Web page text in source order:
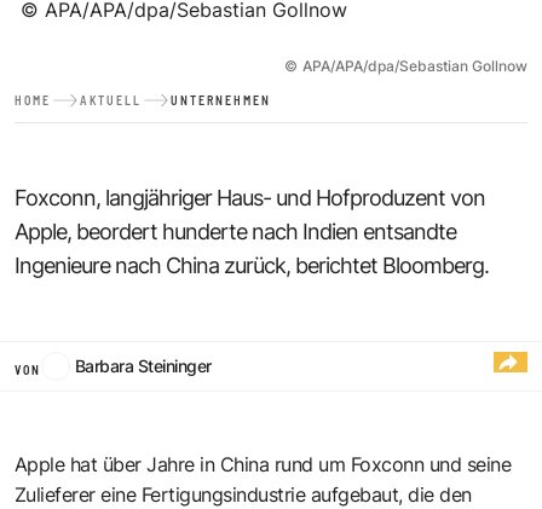
© APA/APA/dpa/Sebastian Gollnow
© APA/APA/dpa/Sebastian Gollnow
HOME AKTUELL UNTERNEHMEN
Foxconn, langjähriger Haus- und Hofproduzent von
Apple, beordert hunderte nach Indien entsandte
Ingenieure nach China zurück, berichtet Bloomberg.
VON Barbara Steininger
Apple hat über Jahre in China rund um Foxconn und seine
Zulieferer eine Fertigungsindustrie aufgebaut, die den